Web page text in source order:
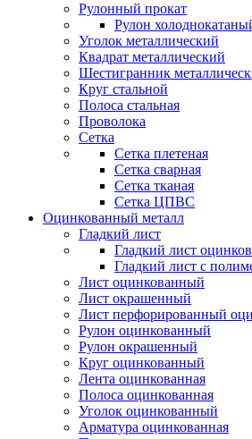
Рулонный прокат
Рулон
Уголок металлический
Квадрат металлический
Шестигранник
Круг стальной
Полоса стальная
Проволока
Сетка
Сетка плетеная
Сетка сварная
Сетка тканая
Сетка ЦПВС
Оцинкованный металл
Гладкий лист
Гладкий лист
Гладкий лист с
Лист оцинкованный
Лист окрашенный
Лист перфорированный
Рулон оцинкованный
Рулон окрашенный
Круг оцинкованный
Лента оцинкованная
Полоса оцинкованная
Уголок оцинкованный
Арматура оцинкованная